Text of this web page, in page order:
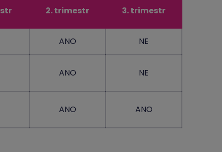
2. trimestr 3. trimestr
ANO NE
ANO NE
ANO ANO